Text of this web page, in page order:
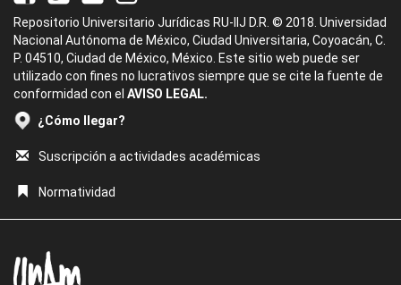
Repositorio Universitario Jurídicas RU-IIJ D.R. © 2018. Universidad
Nacional Autónoma de México, Ciudad Universitaria, Coyoacán, C.
P. 04510, Ciudad de México, México. Este sitio web puede ser
utilizado con fines no lucrativos siempre que se cite la fuente de
conformidad con el AVISO LEGAL.
¿Cómo llegar?
Suscripción a actividades académicas
Normatividad